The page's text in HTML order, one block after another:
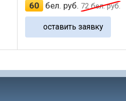
60 бел. руб. 72бел. руб.
оставить заявку